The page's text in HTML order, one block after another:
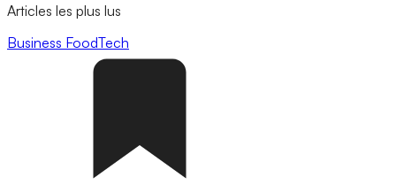
Articles les plus lus
Business FoodTech